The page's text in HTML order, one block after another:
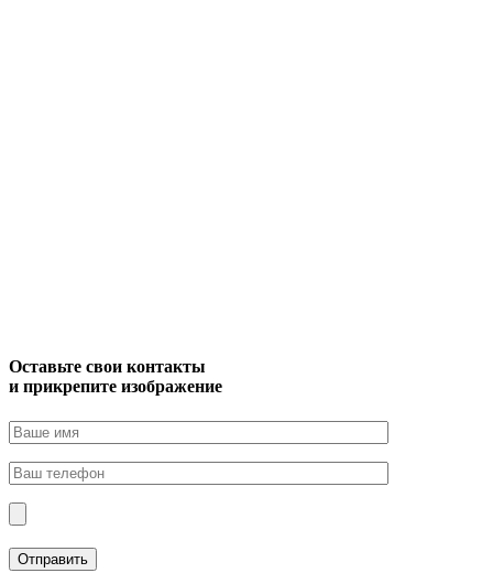
Оставьте свои контакты
и прикрепите изображение